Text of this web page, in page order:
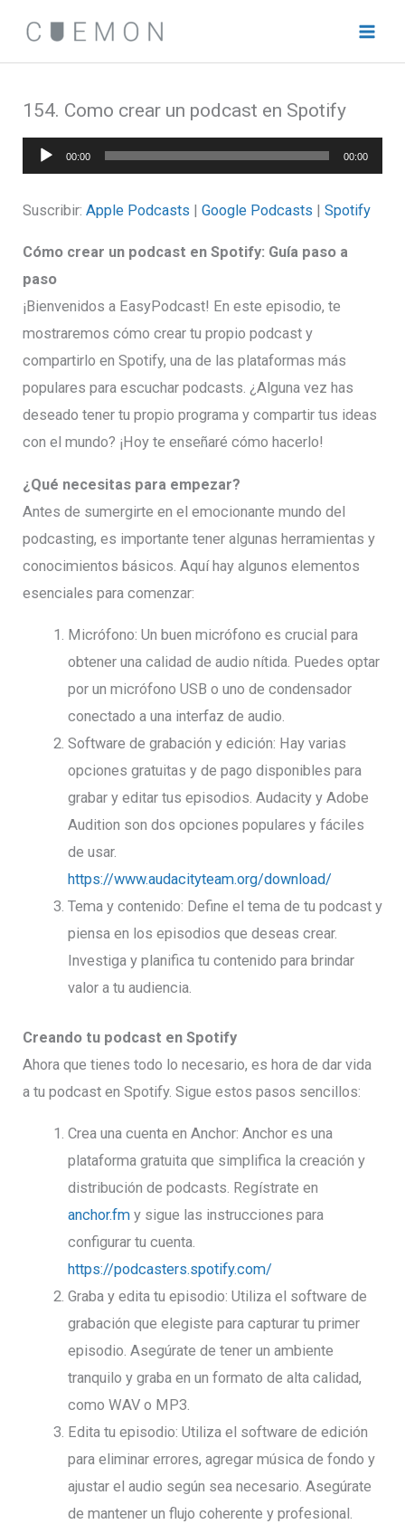
contenido
154. Como crear un podcast en Spotify
Reproductor
de
audio
00:00 00:00
Suscribir:Apple Podcasts |Google Podcasts |Spotify
Cómo crear un podcast en Spotify: Guía paso a
paso
¡Bienvenidos a EasyPodcast! En este episodio, te
mostraremos cómo crear tu propio podcast y
compartirlo en Spotify, una de las plataformas más
populares para escuchar podcasts. ¿Alguna vez has
deseado tener tu propio programa y compartir tus ideas
con el mundo? ¡Hoy te enseñaré cómo hacerlo!
¿Qué necesitas para empezar?
Antes de sumergirte en el emocionante mundo del
podcasting, es importante tener algunas herramientas y
conocimientos básicos. Aquí hay algunos elementos
esenciales para comenzar:
Micrófono: Un buen micrófono es crucial para
obtener una calidad de audio nítida. Puedes optar
por un micrófono USB o uno de condensador
conectado a una interfaz de audio.
Software de grabación y edición: Hay varias
opciones gratuitas y de pago disponibles para
grabar y editar tus episodios. Audacity y Adobe
Audition son dos opciones populares y fáciles
de usar.
https://www.audacityteam.org/download/
Tema y contenido: Define el tema de tu podcast y
piensa en los episodios que deseas crear.
Investiga y planifica tu contenido para brindar
valor a tu audiencia.
Creando tu podcast en Spotify
Ahora que tienes todo lo necesario, es hora de dar vida
a tu podcast en Spotify. Sigue estos pasos sencillos:
Crea una cuenta en Anchor: Anchor es una
plataforma gratuita que simplifica la creación y
distribución de podcasts. Regístrate en
anchor.fmy sigue las instrucciones para
configurar tu cuenta.
https://podcasters.spotify.com/
Graba y edita tu episodio: Utiliza el software de
grabación que elegiste para capturar tu primer
episodio. Asegúrate de tener un ambiente
tranquilo y graba en un formato de alta calidad,
como WAV o MP3.
Edita tu episodio: Utiliza el software de edición
para eliminar errores, agregar música de fondo y
ajustar el audio según sea necesario. Asegúrate
de mantener un flujo coherente y profesional.